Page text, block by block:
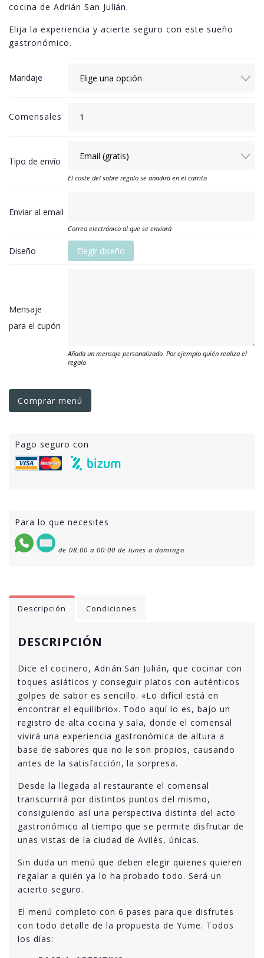
cocina de Adrián San Julián.
Elija la experiencia y acierte seguro con este sueño
gastronómico.
Maridaje
Comensales
Tipo de envío
El coste del sobre regalo se añadirá en el carrito
Enviar al email
Correo electrónico al que se enviará
Diseño Elegir diseño
Mensaje
para el cupón
Añada un mensaje personalizado. Por ejemplo quién realiza el
regalo
Comprar menú
Pago seguro con
Para lo que necesites
de 08:00 a 00:00 de lunes a domingo
Descripción Condiciones
DESCRIPCIÓN
Dice el cocinero, Adrián San Julián, que cocinar con
toques asiáticos y conseguir platos con auténticos
golpes de sabor es sencillo. «Lo difícil está en
encontrar el equilibrio». Todo aquí lo es, bajo un
registro de alta cocina y sala, donde el comensal
vivirá una experiencia gastronómica de altura a
base de sabores que no le son propios, causando
antes de la satisfacción, la sorpresa.
Desde la llegada al restaurante el comensal
transcurrirá por distintos puntos del mismo,
consiguiendo así una perspectiva distinta del acto
gastronómico al tiempo que se permite disfrutar de
unas vistas de la ciudad de Avilés, únicas.
Sin duda un menú que deben elegir quienes quieren
regalar a quién ya lo ha probado todo. Será un
acierto seguro.
El menú completo con 6 pases para que disfrutes
con todo detalle de la propuesta de Yume. Todos
los días: